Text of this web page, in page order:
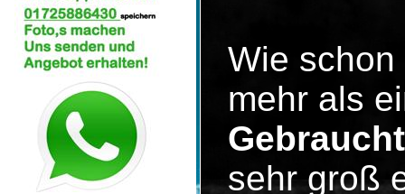
Wie
mehr als
sehr groß